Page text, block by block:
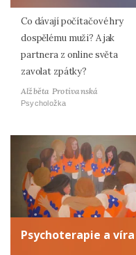
Co dávají počítačové hry
dospělému muži? A jak
partnera z online světa
zavolat zpátky?
Alžběta Protivanská
Psycholožka
Psychoterapie a víra